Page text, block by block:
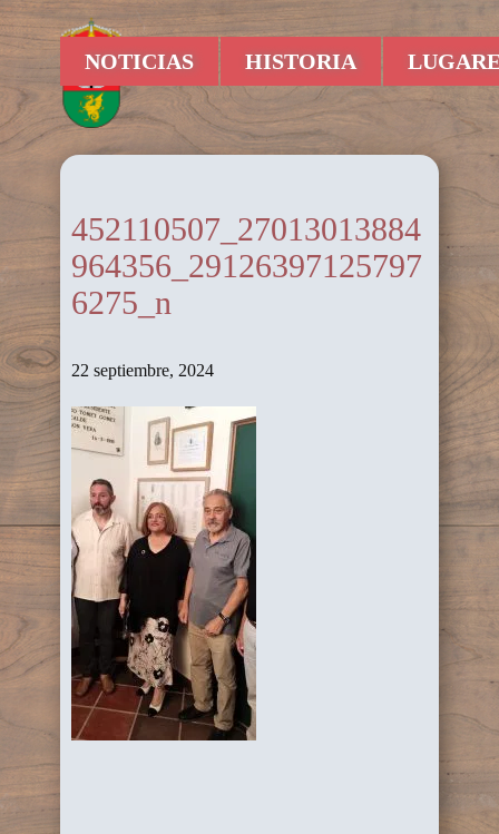
NOTICIAS HISTORIA
452110507_27013013884
964356_29126397125797
6275_n
22 septiembre, 2024